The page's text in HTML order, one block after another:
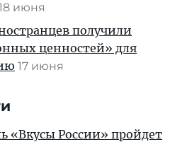
июня
получили
ценностей» для
17 июня
«Вкусы России» пройдет